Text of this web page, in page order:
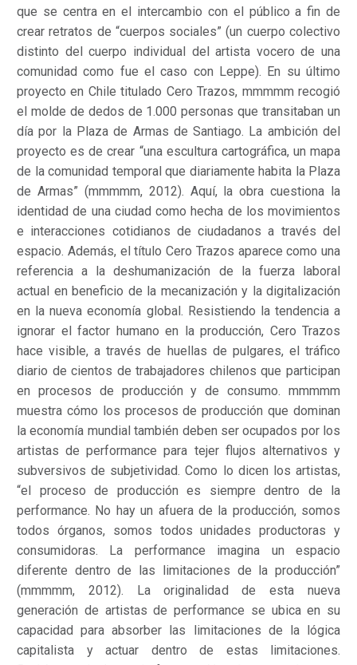
que se centra en el intercambio con el público a fin de
crear retratos de “cuerpos sociales” (un cuerpo colectivo
distinto del cuerpo individual del artista vocero de una
comunidad como fue el caso con Leppe). En su último
proyecto en Chile titulado Cero Trazos, mmmmm recogió
el molde de dedos de 1.000 personas que transitaban un
día por la Plaza de Armas de Santiago. La ambición del
proyecto es de crear “una escultura cartográfica, un mapa
de la comunidad temporal que diariamente habita la Plaza
de Armas” (mmmmm, 2012). Aquí, la obra cuestiona la
identidad de una ciudad como hecha de los movimientos
e interacciones cotidianos de ciudadanos a través del
espacio. Además, el título Cero Trazos aparece como una
referencia a la deshumanización de la fuerza laboral
actual en beneficio de la mecanización y la digitalización
en la nueva economía global. Resistiendo la tendencia a
ignorar el factor humano en la producción, Cero Trazos
hace visible, a través de huellas de pulgares, el tráfico
diario de cientos de trabajadores chilenos que participan
en procesos de producción y de consumo. mmmmm
muestra cómo los procesos de producción que dominan
la economía mundial también deben ser ocupados por los
artistas de performance para tejer flujos alternativos y
subversivos de subjetividad. Como lo dicen los artistas,
“el proceso de producción es siempre dentro de la
performance. No hay un afuera de la producción, somos
todos órganos, somos todos unidades productoras y
consumidoras. La performance imagina un espacio
diferente dentro de las limitaciones de la producción”
(mmmmm, 2012). La originalidad de esta nueva
generación de artistas de performance se ubica en su
capacidad para absorber las limitaciones de la lógica
capitalista y actuar dentro de estas limitaciones.